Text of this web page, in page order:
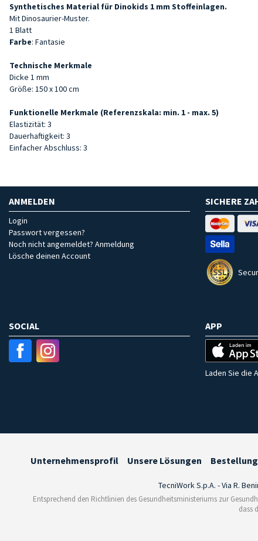
Synthetisches Material für Dinokids 1 mm Stoffeinlagen.
Mit Dinosaurier-Muster.
1 Blatt
Farbe: Fantasie
Technische Merkmale
Dicke 1 mm
Größe: 150 x 100 cm
Funktionelle Merkmale (Referenzskala: min. 1 - max. 5)
Elastizität: 3
Dauerhaftigkeit: 3
Einfacher Abschluss: 3
ANMELDEN
Login
Passwort vergessen?
Noch nicht angemeldet? Anmeldung
Lösche deinen Account
SICHERE
SOCIAL APP
Laden Sie die
Unternehmensprofil Unsere Lösungen
TecniWork S.p.A. - Via R.
Entsprechend den Richtlinien des Gesundheitsministeriums zur
dass